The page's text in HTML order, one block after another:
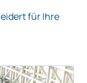
für Ihre